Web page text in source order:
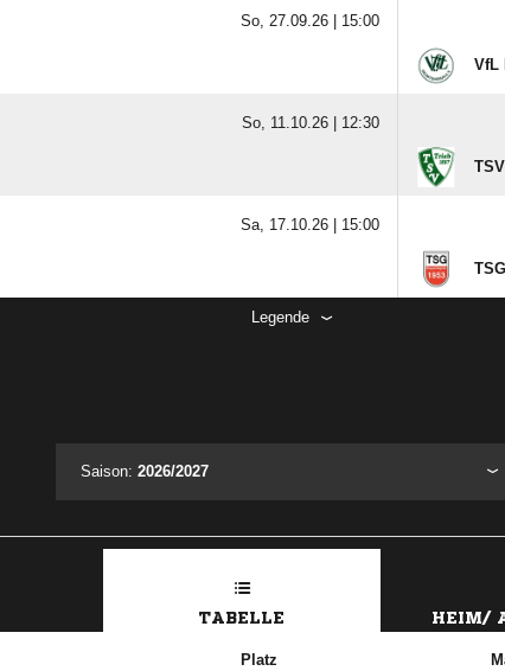
So, 27.09.26 | 15:00
VfL
So, 11.10.26 | 12:30
Sa, 17.10.26 | 15:00
Legende
Saison: 2026/2027
TABELLE HEIM/
Platz